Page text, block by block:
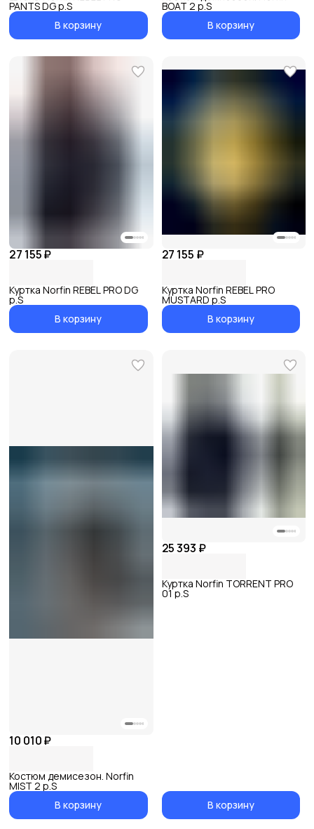
PANTS DG р.S
В корзину
BOAT 2 р.S
В корзину
27 155 ₽
Куртка Norfin REBEL PRO DG
р.S
В корзину
27 155 ₽
Куртка Norfin REBEL PRO
MUSTARD р.S
В корзину
10 010 ₽
Костюм демисезон. Norfin
MIST 2 р.S
В корзину
25 393 ₽
Куртка Norfin TORRENT PRO
01 р.S
В корзину